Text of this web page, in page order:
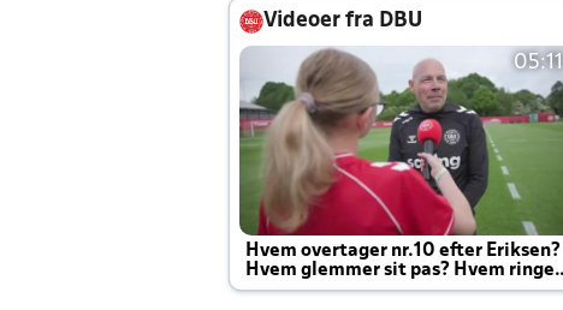
Videoer fra DBU
05:11
Hvem overtager nr.10 efter Eriksen?
Hvem glemmer sit pas? Hvem ringer
Joachim altid til efter kampe?